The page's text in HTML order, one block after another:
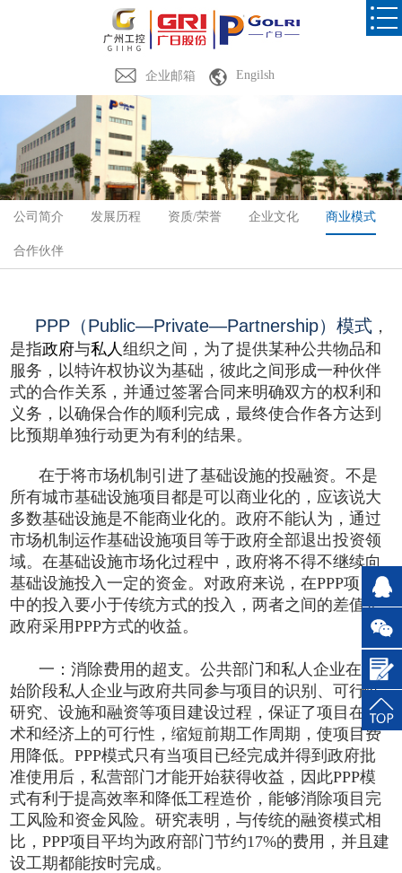
企业邮箱 Engilsh
公司简介 发展历程 资质/荣誉 企业文化 商业模式
合作伙伴
PPP （Public—Private—Partnership）模式 ，
是指政府与私人组织之间，为了提供某种公共物品和
服务，以特许权协议为基础，彼此之间形成一种伙伴
式的合作关系，并通过签署合同来明确双方的权利和
义务，以确保合作的顺利完成，最终使合作各方达到
比预期单独行动更为有利的结果。
在于将市场机制引进了基础设施的投融资。不是
所有城市基础设施项目都是可以商业化的，应该说大
多数基础设施是不能商业化的。政府不能认为，通过
市场机制运作基础设施项目等于政府全部退出投资领
域。在基础设施市场化过程中，政府将不得不继续向
基础设施投入一定的资金。对政府来说，在PPP项目
中的投入要小于传统方式的投入，两者之间的差值是
政府采用PPP方式的收益。
一：消除费用的超支。公共部门和私人企业在初
始阶段私人企业与政府共同参与项目的识别、可行性
研究、设施和融资等项目建设过程，保证了项目在技
术和经济上的可行性，缩短前期工作周期，使项目费
用降低。PPP模式只有当项目已经完成并得到政府批
准使用后，私营部门才能开始获得收益，因此PPP模
式有利于提高效率和降低工程造价，能够消除项目完
工风险和资金风险。研究表明，与传统的融资模式相
比，PPP项目平均为政府部门节约17%的费用，并且建
设工期都能按时完成。